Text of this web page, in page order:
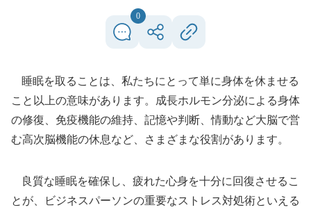
0
睡眠を取ることは、私たちにとって単に身体を休ませる
こと以上の意味があります。成長ホルモン分泌による身体
の修復、免疫機能の維持、記憶や判断、情動など大脳で営
む高次脳機能の休息など、さまざまな役割があります。
良質な睡眠を確保し、疲れた心身を十分に回復させるこ
とが、ビジネスパーソンの重要なストレス対処術といえる